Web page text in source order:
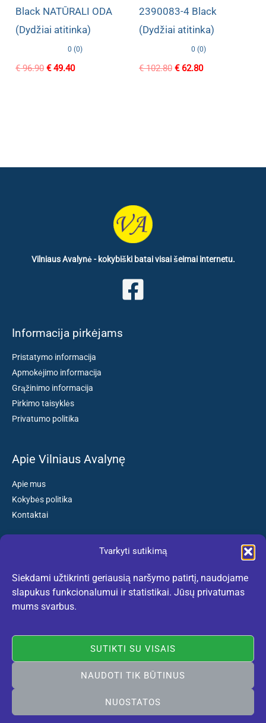
Tvarkyti sutikimą
Siekdami užtikrinti geriausią naršymo patirtį, naudojame
slapukus funkcionalumui ir statistikai. Jūsų privatumas
mums svarbus.
SUTIKTI SU VISAIS
NAUDOTI TIK BŪTINUS
NUOSTATOS
Black NATŪRALI ODA
(Dydžiai atitinka)
0 (0)
€96.90 Original
€49.40Current
2390083-4 Black
(Dydžiai atitinka)
0 (0)
€102.80 Original
€62.80Current
Vilniaus Avalynė - kokybiški batai visai šeimai internetu.
Informacija pirkėjams
Pristatymo informacija
Apmokėjimo informacija
Grąžinimo informacija
Pirkimo taisyklės
Privatumo politika
Apie Vilniaus Avalynę
Apie mus
Kokybės politika
Kontaktai
El. paštas: kokybiskibatai@gmail.com
Tel. +370 659 77132
© 2005-2026 Vilniaus Avalynė. Visos teisės saugomos. Sukurta
Vilniausweb